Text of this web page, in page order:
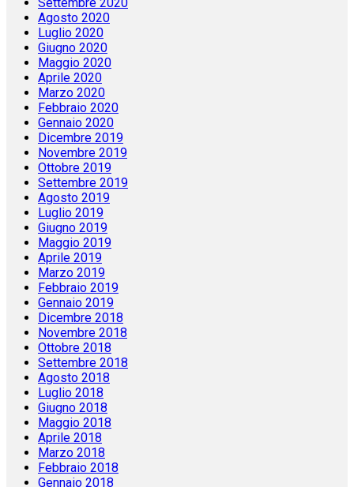
Settembre 2020
Agosto 2020
Luglio 2020
Giugno 2020
Maggio 2020
Aprile 2020
Marzo 2020
Febbraio 2020
Gennaio 2020
Dicembre 2019
Novembre 2019
Ottobre 2019
Settembre 2019
Agosto 2019
Luglio 2019
Giugno 2019
Maggio 2019
Aprile 2019
Marzo 2019
Febbraio 2019
Gennaio 2019
Dicembre 2018
Novembre 2018
Ottobre 2018
Settembre 2018
Agosto 2018
Luglio 2018
Giugno 2018
Maggio 2018
Aprile 2018
Marzo 2018
Febbraio 2018
Gennaio 2018